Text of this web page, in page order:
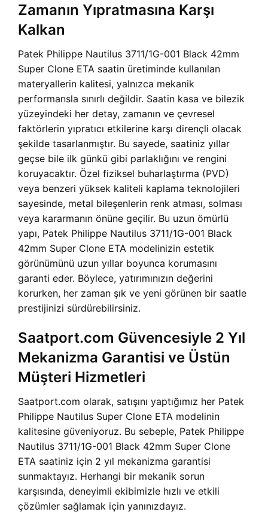
Zamanın Yıpratmasına Karşı
Kalkan
Patek Philippe Nautilus 3711/1G-001 Black 42mm
Super Clone ETA saatin üretiminde kullanılan
materyallerin kalitesi, yalnızca mekanik
performansla sınırlı değildir. Saatin kasa ve bilezik
yüzeyindeki her detay, zamanın ve çevresel
faktörlerin yıpratıcı etkilerine karşı dirençli olacak
şekilde tasarlanmıştır. Bu sayede, saatiniz yıllar
geçse bile ilk günkü gibi parlaklığını ve rengini
koruyacaktır. Özel fiziksel buharlaştırma (PVD)
veya benzeri yüksek kaliteli kaplama teknolojileri
sayesinde, metal bileşenlerin renk atması, solması
veya kararmanın önüne geçilir. Bu uzun ömürlü
yapı, Patek Philippe Nautilus 3711/1G-001 Black
42mm Super Clone ETA modelinizin estetik
görünümünü uzun yıllar boyunca korumasını
garanti eder. Böylece, yatırımınızın değerini
korurken, her zaman şık ve yeni görünen bir saatle
prestijinizi sürdürebilirsiniz.
Saatport.com Güvencesiyle 2 Yıl
Mekanizma Garantisi ve Üstün
Müşteri Hizmetleri
Saatport.com olarak, satışını yaptığımız her Patek
Philippe Nautilus Super Clone ETA modelinin
kalitesine güveniyoruz. Bu sebeple, Patek Philippe
Nautilus 3711/1G-001 Black 42mm Super Clone
ETA saatiniz için 2 yıl mekanizma garantisi
sunmaktayız. Herhangi bir mekanik sorun
karşısında, deneyimli ekibimizle hızlı ve etkili
çözümler sağlamak için yanınızdayız.